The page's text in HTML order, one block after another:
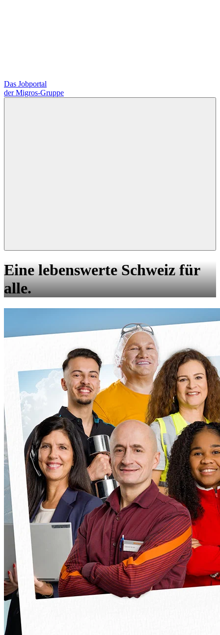
Das Jobportal
der Migros-Gruppe
Eine lebenswerte Schweiz für
alle.